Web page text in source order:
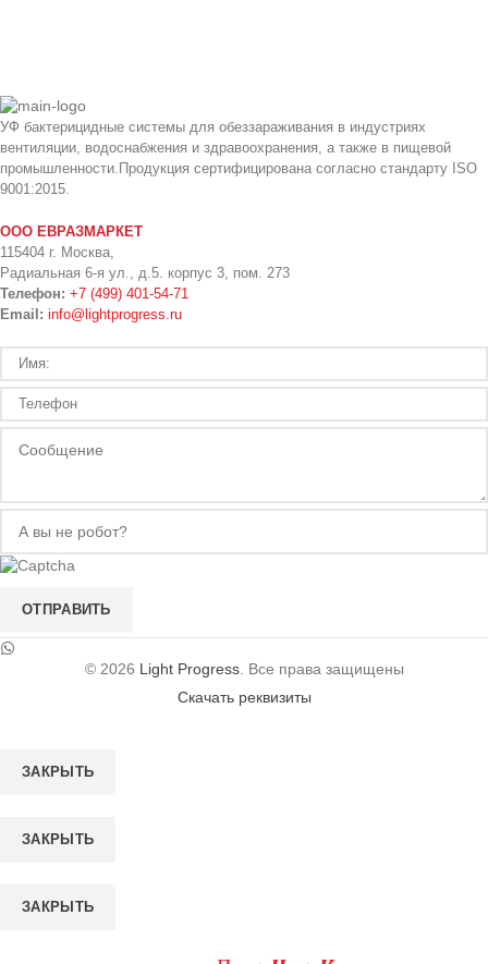
УФ бактерицидные системы для обеззараживания в индустриях
вентиляции, водоснабжения и здравоохранения, а также в пищевой
промышленности.Продукция сертифицирована согласно стандарту ISO
9001:2015.
ООО ЕВРАЗМАРКЕТ
115404 г. Москва,
Радиальная 6-я ул., д.5. корпус 3, пом. 273
Телефон: +7 (499) 401-54-71
Email: info@lightprogress.ru
ОТПРАВИТЬ
© 2026 Light Progress. Все права защищены
Скачать реквизиты
ЗАКРЫТЬ
ЗАКРЫТЬ
ЗАКРЫТЬ